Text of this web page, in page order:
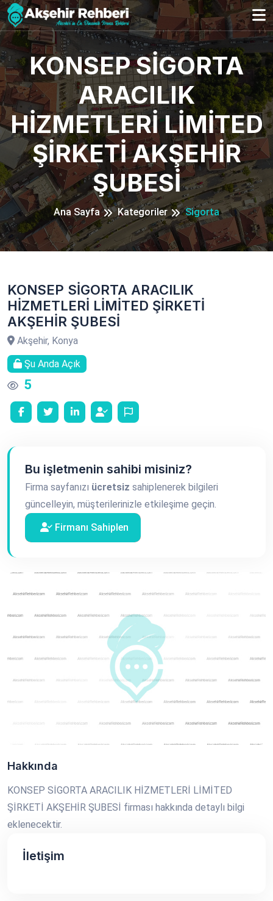
KONSEP SİGORTA
ARACILIK
HİZMETLERİ LİMİTED
ŞİRKETİ AKŞEHİR
ŞUBESİ
Ana Sayfa Kategoriler Sigorta
İletişim
KONSEP SİGORTA ARACILIK
HİZMETLERİ LİMİTED ŞİRKETİ
AKŞEHİR ŞUBESİ
Akşehir, Konya
Şu Anda Açık
5
Bu işletmenin sahibi misiniz?
Firma sayfanızı ücretsiz sahiplenerek bilgileri
güncelleyin, müşterilerinizle etkileşime geçin.
Firmanı Sahiplen
Hakkında
KONSEP SİGORTA ARACILIK HİZMETLERİ LİMİTED
ŞİRKETİ AKŞEHİR ŞUBESİ firması hakkında detaylı bilgi
eklenecektir.